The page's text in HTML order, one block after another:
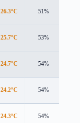
26.3°C 51%
25.7°C 53%
24.7°C 54%
24.2°C 54%
24.3°C 54%